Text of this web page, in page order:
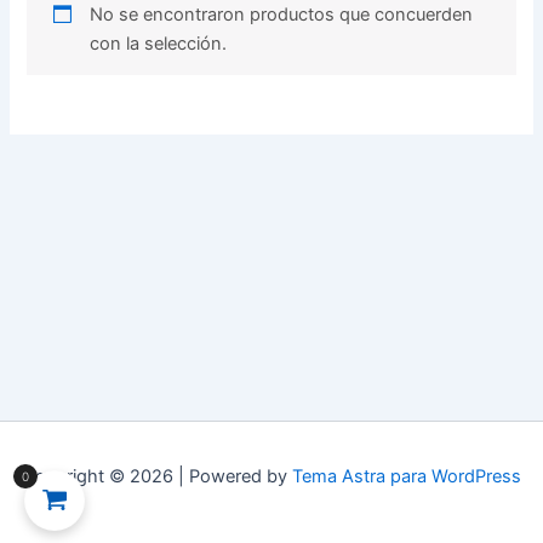
No se encontraron productos que concuerden
con la selección.
Copyright © 2026 | Powered by Tema Astra para WordPress
0